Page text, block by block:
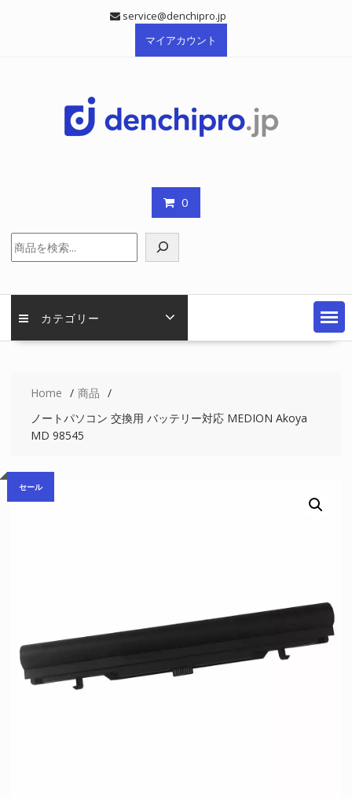
service@denchipro.jp
マイアカウント
0
索
カテゴリー
Home
商品
ノートパソコン 交換用 バッテリー対応 MEDION Akoya
MD 98545
セール